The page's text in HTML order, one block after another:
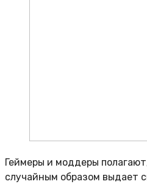
Геймеры и моддеры
случайным образом выдает